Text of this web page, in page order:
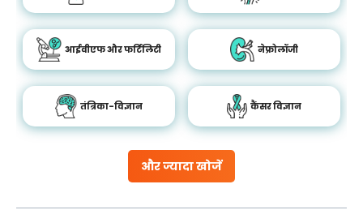
और ज्यादा खोजें
आईवीएफ और फर्टिलिटी नेफ्रोलॉजी
तंत्रिका-विज्ञान कैंसर विज्ञान